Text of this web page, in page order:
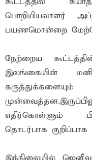
பொறியியலாளர்
பயணமொன்றை
நேற்றைய
இலங்கையின்
எதிர்கொள்ளும்
தொடர்பாக